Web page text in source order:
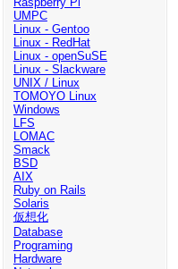
UMPC
Linux - Gentoo
Linux - RedHat
Linux - openSuSE
Linux - Slackware
UNIX / Linux
TOMOYO Linux
Windows
LFS
LOMAC
Smack
BSD
AIX
Ruby on Rails
Solaris
仮想化
Database
Programing
Hardware